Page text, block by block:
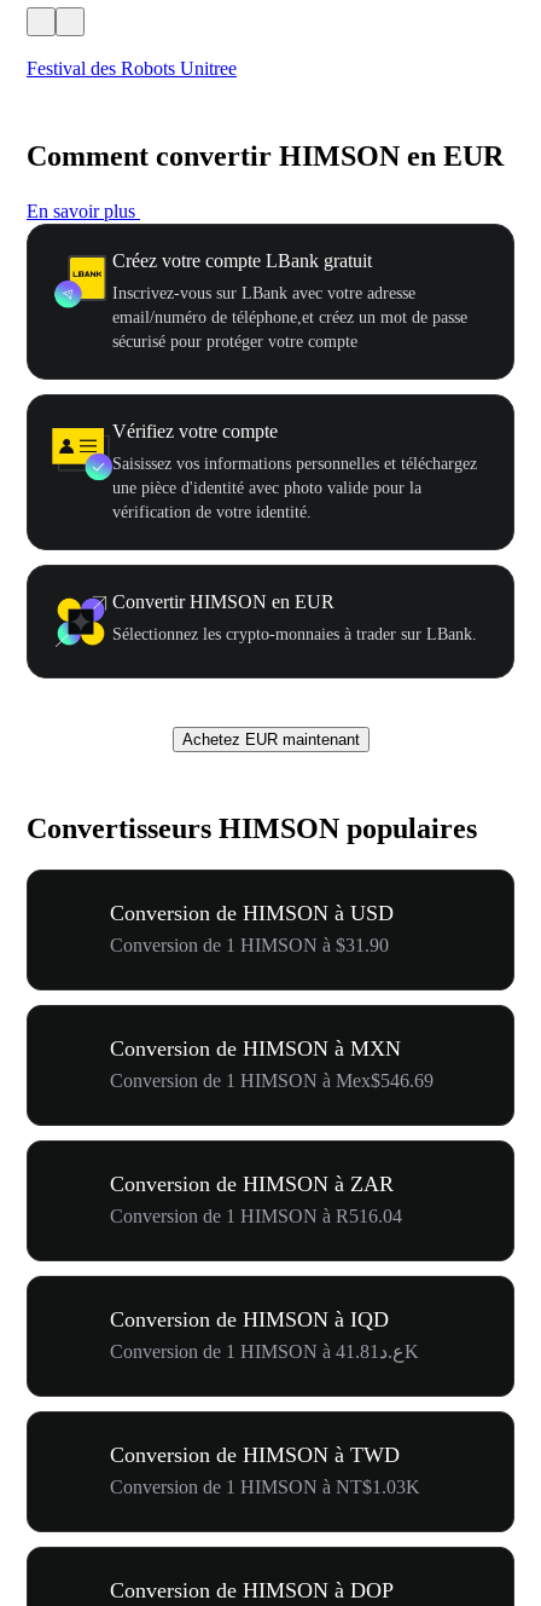
Festival des Robots Unitree
Comment convertir HIMSON en EUR
En savoir plus
Créez votre compte LBank gratuit
Inscrivez-vous sur LBank avec votre adresse
email/numéro de téléphone,et créez un mot de passe
sécurisé pour protéger votre compte
Vérifiez votre compte
Saisissez vos informations personnelles et téléchargez
une pièce d'identité avec photo valide pour la
vérification de votre identité.
Convertir HIMSON en EUR
Sélectionnez les crypto-monnaies à trader sur LBank.
Achetez EUR maintenant
Convertisseurs HIMSON populaires
Conversion de HIMSON à USD
Conversion de 1 HIMSON à $31.90
Conversion de HIMSON à MXN
Conversion de 1 HIMSON à Mex$546.69
Conversion de HIMSON à ZAR
Conversion de 1 HIMSON à R516.04
Conversion de HIMSON à IQD
Conversion de 1 HIMSON à ع.د41.81K
Conversion de HIMSON à TWD
Conversion de 1 HIMSON à NT$1.03K
Conversion de HIMSON à DOP